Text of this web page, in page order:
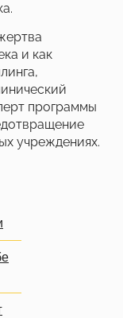
и как
программы
учреждениях.